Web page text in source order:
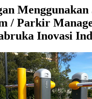
Menggunakan
/ Parkir
Inovasi